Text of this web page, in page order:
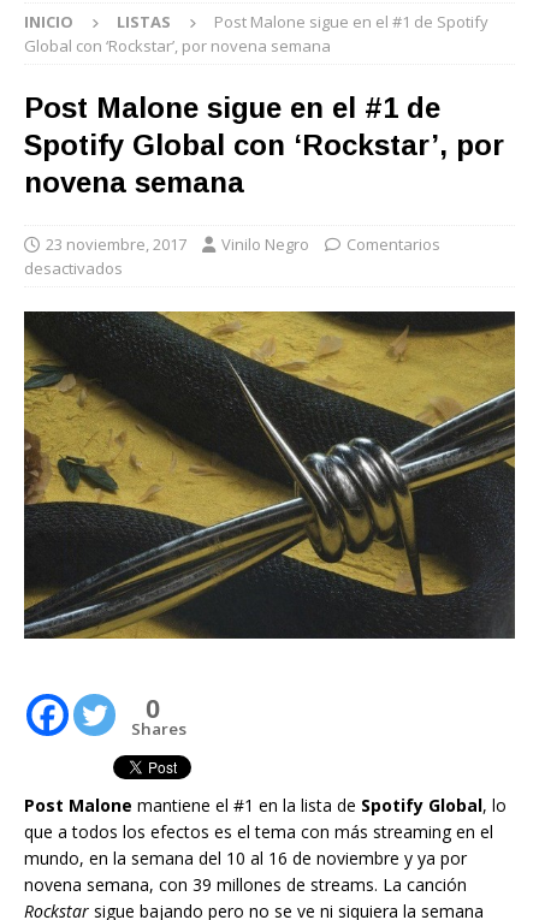
INICIO LISTAS
Post Malone sigue en el #1 de Spotify
Global con ‘Rockstar’, por novena semana
Post Malone sigue en el #1 de
Spotify Global con ‘Rockstar’, por
novena semana
23 noviembre, 2017 Vinilo Negro
Comentarios
desactivados
0
Shares
Post Malone mantiene el #1 en la lista de Spotify Global, lo
que a todos los efectos es el tema con más streaming en el
mundo, en la semana del 10 al 16 de noviembre y ya por
novena semana, con 39 millones de streams. La canción
Rockstar sigue bajando pero no se ve ni siquiera la semana